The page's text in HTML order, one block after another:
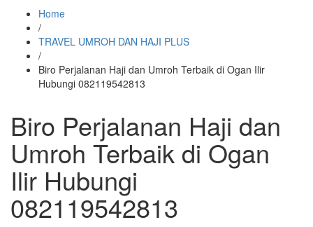
Home
/
TRAVEL UMROH DAN HAJI PLUS
/
Biro Perjalanan Haji dan Umroh Terbaik di Ogan Ilir
Hubungi 082119542813
Biro Perjalanan Haji dan
Umroh Terbaik di Ogan
Ilir Hubungi
082119542813